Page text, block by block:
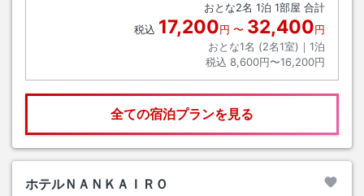
おとな2名 1泊 1部屋 合計
税込 17,200円 〜 32,400円
おとな1名 (2名1室)｜ 1泊
税込 8,600円〜16,200円
全ての宿泊プランを見る
ホテルＮＡＮＫＡＩＲＯ